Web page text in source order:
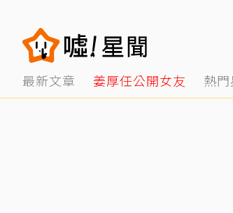
最新文章 姜厚任公開女友 熱